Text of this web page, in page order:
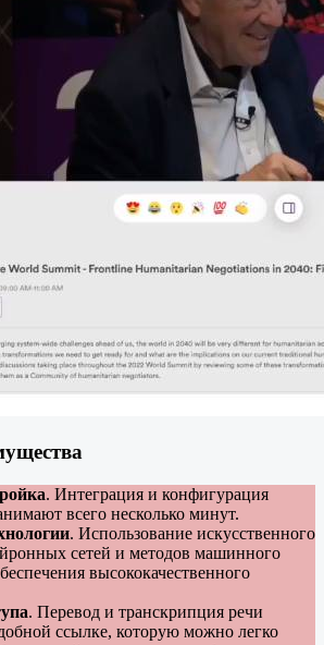
. Интеграция и конфигурация
всего несколько минут.
. Использование искусственного
сетей и методов машинного
высококачественного
. Перевод и транскрипция речи
ссылке, которую можно легко